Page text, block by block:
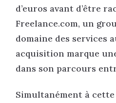
d’euros avant d’être
Freelance.com, un
domaine des services
acquisition marque
dans son parcours
Simultanément à